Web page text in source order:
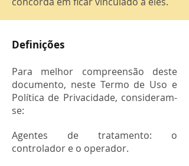
Definições
Para melhor compreensão deste
documento, neste Termo de Uso e
Política de Privacidade, consideram-
se:
Agentes de tratamento: o
controlador e o operador.